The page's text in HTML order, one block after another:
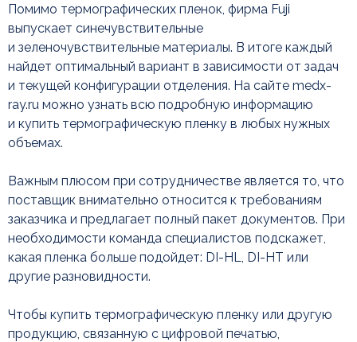
Помимо термографических пленок, фирма Fuji
выпускает синечувствительные
и зеленочувствительные материалы. В итоге каждый
найдет оптимальный вариант в зависимости от задач
и текущей конфигурации отделения. На сайте medx-
ray.ru можно узнать всю подробную информацию
и купить термографическую пленку в любых нужных
объемах.
Важным плюсом при сотрудничестве является то, что
поставщик внимательно относится к требованиям
заказчика и предлагает полный пакет документов. При
необходимости команда специалистов подскажет,
какая пленка больше подойдет: DI-HL, DI-HT или
другие разновидности.
Чтобы купить термографическую пленку или другую
продукцию, связанную с цифровой печатью,